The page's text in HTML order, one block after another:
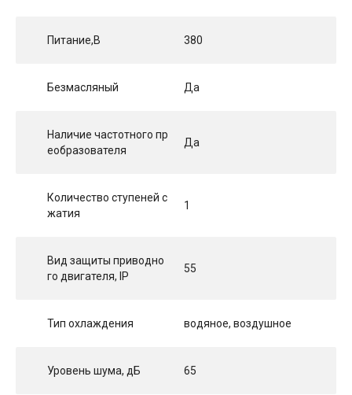
Питание,В 380
Безмасляный Да
Наличие частотного пр
еобразователя
Да
Количество ступеней с
жатия
1
Вид защиты приводно
го двигателя, IP
55
Тип охлаждения водяное, воздушное
Уровень шума, дБ 65